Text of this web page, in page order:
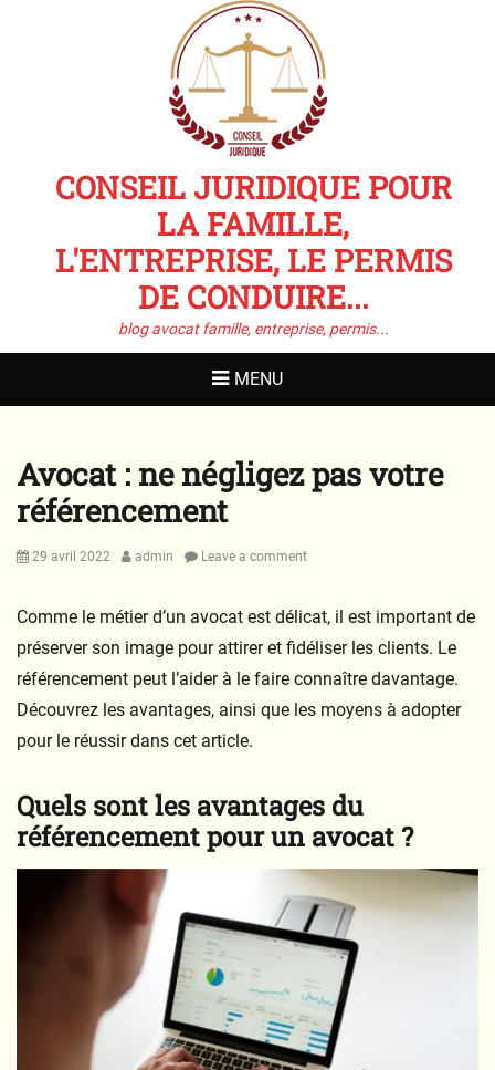
CONSEIL JURIDIQUE POUR
LA FAMILLE,
L'ENTREPRISE, LE PERMIS
DE CONDUIRE...
blog avocat famille, entreprise, permis...
MENU
Avocat : ne négligez pas votre
référencement
Posted
29 avril 2022 Author
admin Leave a comment
Comme le métier d’un avocat est délicat, il est important de
préserver son image pour attirer et fidéliser les clients. Le
référencement peut l’aider à le faire connaître davantage.
Découvrez les avantages, ainsi que les moyens à adopter
pour le réussir dans cet article.
Quels sont les avantages du
référencement pour un avocat ?